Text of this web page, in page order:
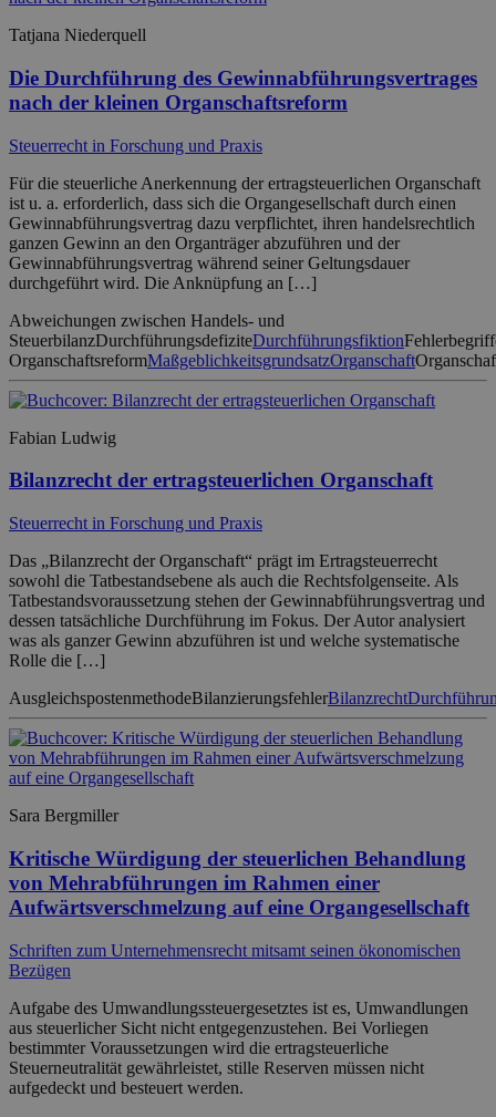
Tatjana Niederquell
Die Durchführung des Gewinnabführungsvertrages
nach der kleinen Organschaftsreform
Steuerrecht in Forschung und Praxis
Für die steuerliche Anerkennung der ertragsteuerlichen Organschaft
ist u. a. erforderlich, dass sich die Organgesellschaft durch einen
Gewinnabführungsvertrag dazu verpflichtet, ihren handelsrechtlich
ganzen Gewinn an den Organträger abzuführen und der
Gewinnabführungsvertrag während seiner Geltungsdauer
durchgeführt wird. Die Anknüpfung an […]
Abweichungen zwischen Handels- und
SteuerbilanzDurchführungsdefiziteDurchführungsfiktion
OrganschaftsreformMaßgeblichkeitsgrundsatzOrganschaft
Fabian Ludwig
Bilanzrecht der ertragsteuerlichen Organschaft
Steuerrecht in Forschung und Praxis
Das „Bilanzrecht der Organschaft“ prägt im Ertragsteuerrecht
sowohl die Tatbestandsebene als auch die Rechtsfolgenseite. Als
Tatbestandsvoraussetzung stehen der Gewinnabführungsvertrag und
dessen tatsächliche Durchführung im Fokus. Der Autor analysiert
was als ganzer Gewinn abzuführen ist und welche systematische
Rolle die […]
AusgleichspostenmethodeBilanzierungsfehlerBilanzrecht
Sara Bergmiller
Kritische Würdigung der steuerlichen Behandlung
von Mehrabführungen im Rahmen einer
Aufwärtsverschmelzung auf eine Organgesellschaft
Schriften zum Unternehmensrecht mitsamt seinen ökonomischen
Bezügen
Aufgabe des Umwandlungssteuergesetztes ist es, Umwandlungen
aus steuerlicher Sicht nicht entgegenzustehen. Bei Vorliegen
bestimmter Voraussetzungen wird die ertragsteuerliche
Steuerneutralität gewährleistet, stille Reserven müssen nicht
aufgedeckt und besteuert werden.